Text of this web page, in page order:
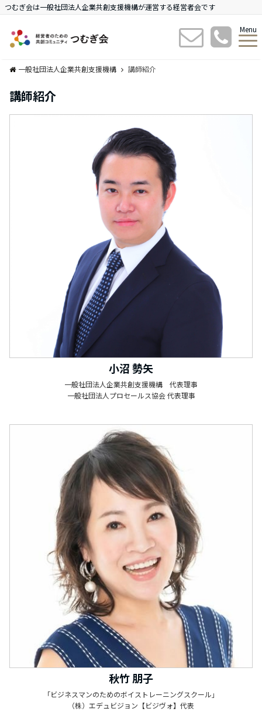
つむぎ会は一般社団法人企業共創支援機構が運営する経営者会です
Menu
一般社団法人企業共創支援機構 講師紹介
講師紹介
小沼 勢矢
一般社団法人企業共創支援機構 代表理事
一般社団法人プロセールス協会 代表理事
秋竹 朋子
「ビジネスマンのためのボイストレーニングスクール」
（株）エデュビジョン【ビジヴォ】代表